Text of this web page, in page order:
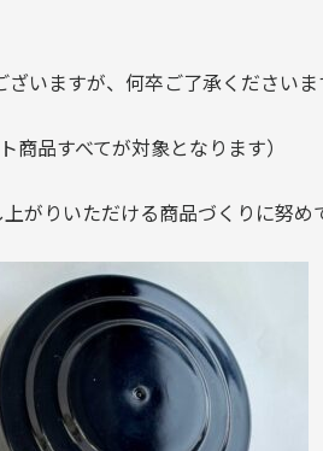
いますが、何卒ご了承くださいま
品すべてが対象となります）
がりいただける商品づくりに努